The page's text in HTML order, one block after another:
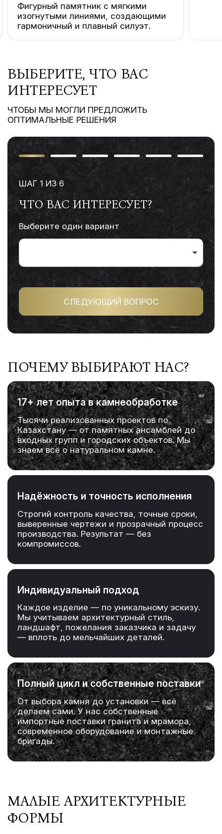
Фигурный памятник с мягкими
изогнутыми линиями, создающими
гармоничный и плавный силуэт.
ВЫБЕРИТЕ, ЧТО ВАС
ИНТЕРЕСУЕТ
ЧТОБЫ МЫ МОГЛИ ПРЕДЛОЖИТЬ
ОПТИМАЛЬНЫЕ РЕШЕНИЯ
ШАГ 1 ИЗ 6
ЧТО ВАС ИНТЕРЕСУЕТ?
Выберите один вариант
СЛЕДУЮЩИЙ ВОПРОС
ПОЧЕМУ ВЫБИРАЮТ НАС?
17+ лет опыта в камнеобработке
Тысячи реализованных проектов по
Казахстану — от памятных ансамблей до
входных групп и городских объектов. Мы
знаем всё о натуральном камне.
Надёжность и точность исполнения
Строгий контроль качества, точные сроки,
выверенные чертежи и прозрачный процесс
производства. Результат — без
компромиссов.
Индивидуальный подход
Каждое изделие — по уникальному эскизу.
Мы учитываем архитектурный стиль,
ландшафт, пожелания заказчика и задачу
— вплоть до мельчайших деталей.
Полный цикл и собственные поставки
От выбора камня до установки — всё
делаем сами. У нас собственные
импортные поставки гранита и мрамора,
современное оборудование и монтажные
бригады.
МАЛЫЕ АРХИТЕКТУРНЫЕ
ФОРМЫ